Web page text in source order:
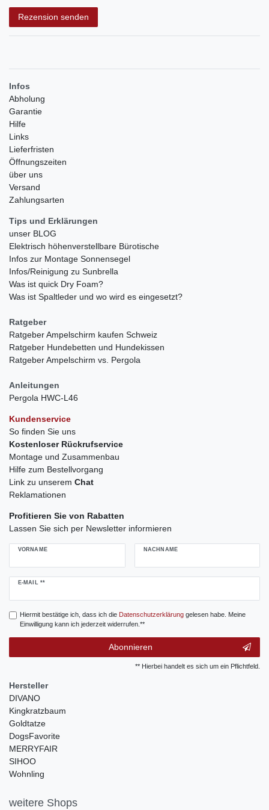
Rezension senden
Infos
Abholung
Garantie
Hilfe
Links
Lieferfristen
Öffnungszeiten
über uns
Versand
Zahlungsarten
Tips und Erklärungen
unser BLOG
Elektrisch höhenverstellbare Bürotische
Infos zur Montage Sonnensegel
Infos/Reinigung zu Sunbrella
Was ist quick Dry Foam?
Was ist Spaltleder und wo wird es eingesetzt?
Ratgeber
Ratgeber Ampelschirm kaufen Schweiz
Ratgeber Hundebetten und Hundekissen
Ratgeber Ampelschirm vs. Pergola
Anleitungen
Pergola HWC-L46
Kundenservice
So finden Sie uns
Kostenloser Rückrufservice
Montage und Zusammenbau
Hilfe zum Bestellvorgang
Link zu unserem Chat
Reklamationen
Profitieren Sie von Rabatten
Lassen Sie sich per Newsletter informieren
VORNAME NACHNAME
E-MAIL **
Newsletter
Hiermit bestätige ich, dass ich die Daten­schutz­erklärunggelesen habe. Meine
Einwilligung kann ich jederzeit widerrufen.**
Abonnieren
** Hierbei handelt es sich um ein Pflichtfeld.
Hersteller
DIVANO
Kingkratzbaum
Goldtatze
DogsFavorite
MERRYFAIR
SIHOO
Wohnling
weitere Shops